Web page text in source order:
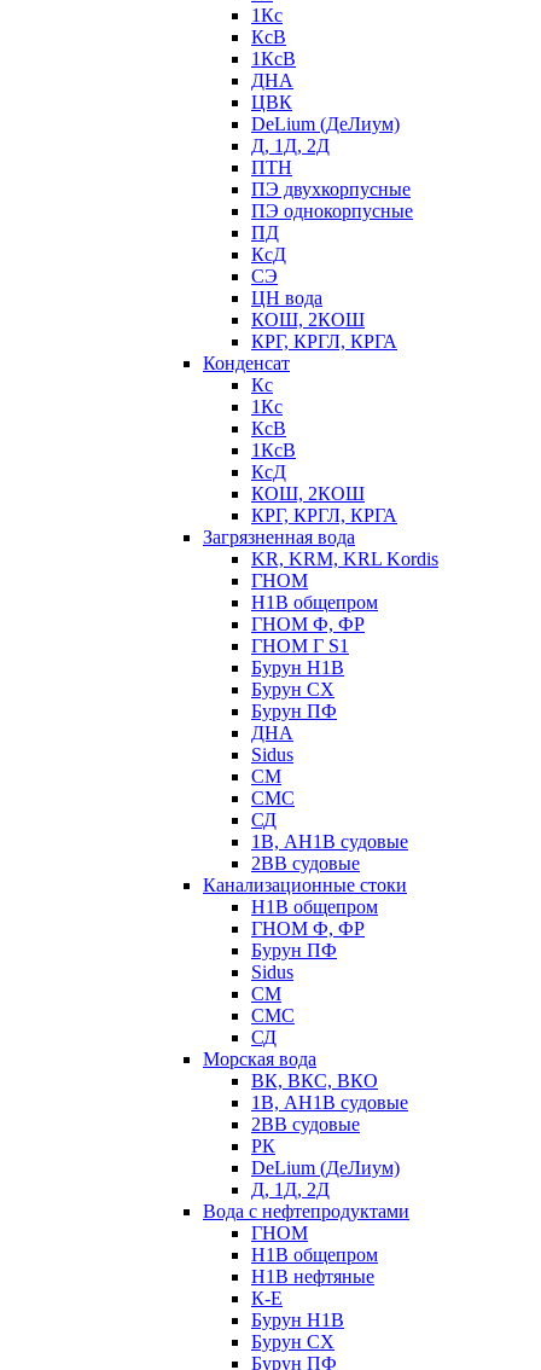
1Кс
КсВ
1КсВ
ДНА
ЦВК
DeLium (ДеЛиум)
Д, 1Д, 2Д
ПТН
ПЭ двухкорпусные
ПЭ однокорпусные
ПД
КсД
СЭ
ЦН вода
КОШ, 2КОШ
КРГ, КРГЛ, КРГА
Конденсат
Кс
1Кс
КсВ
1КсВ
КсД
КОШ, 2КОШ
КРГ, КРГЛ, КРГА
Загрязненная вода
KR, KRM, KRL Kordis
ГНОМ
Н1В общепром
ГНОМ Ф, ФР
ГНОМ Г S1
Бурун Н1В
Бурун СХ
Бурун ПФ
ДНА
Sidus
СМ
СМС
СД
1В, АН1В судовые
2ВВ судовые
Канализационные стоки
Н1В общепром
ГНОМ Ф, ФР
Бурун ПФ
Sidus
СМ
СМС
СД
Морская вода
ВК, ВКС, ВКО
1В, АН1В судовые
2ВВ судовые
РК
DeLium (ДеЛиум)
Д, 1Д, 2Д
Вода с нефтепродуктами
ГНОМ
Н1В общепром
Н1В нефтяные
К-Е
Бурун Н1В
Бурун СХ
Бурун ПФ